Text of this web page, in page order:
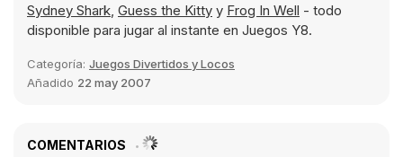
Sydney Shark, Guess the Kitty y Frog In Well - todo
disponible para jugar al instante en Juegos Y8.
Categoría: Juegos Divertidos y Locos
Añadido 22 may 2007
COMENTARIOS